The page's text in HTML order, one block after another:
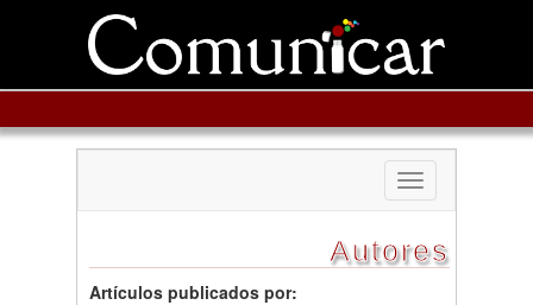
Toggle
navigation
Autores
Artículos publicados por: